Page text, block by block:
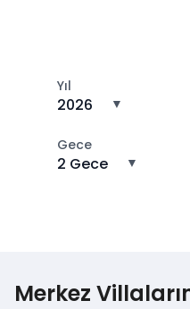
Yıl
2026 ▼
Gece
2 Gece ▼
Merkez